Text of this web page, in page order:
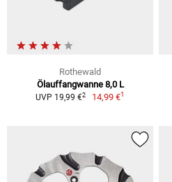
Rothewald
Ölauffangwanne 8,0 L
UVP 19,99 €2 14,99 €1